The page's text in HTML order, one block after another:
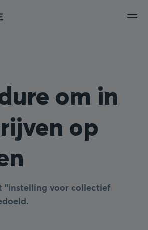
om in
op
"instelling voor collectief